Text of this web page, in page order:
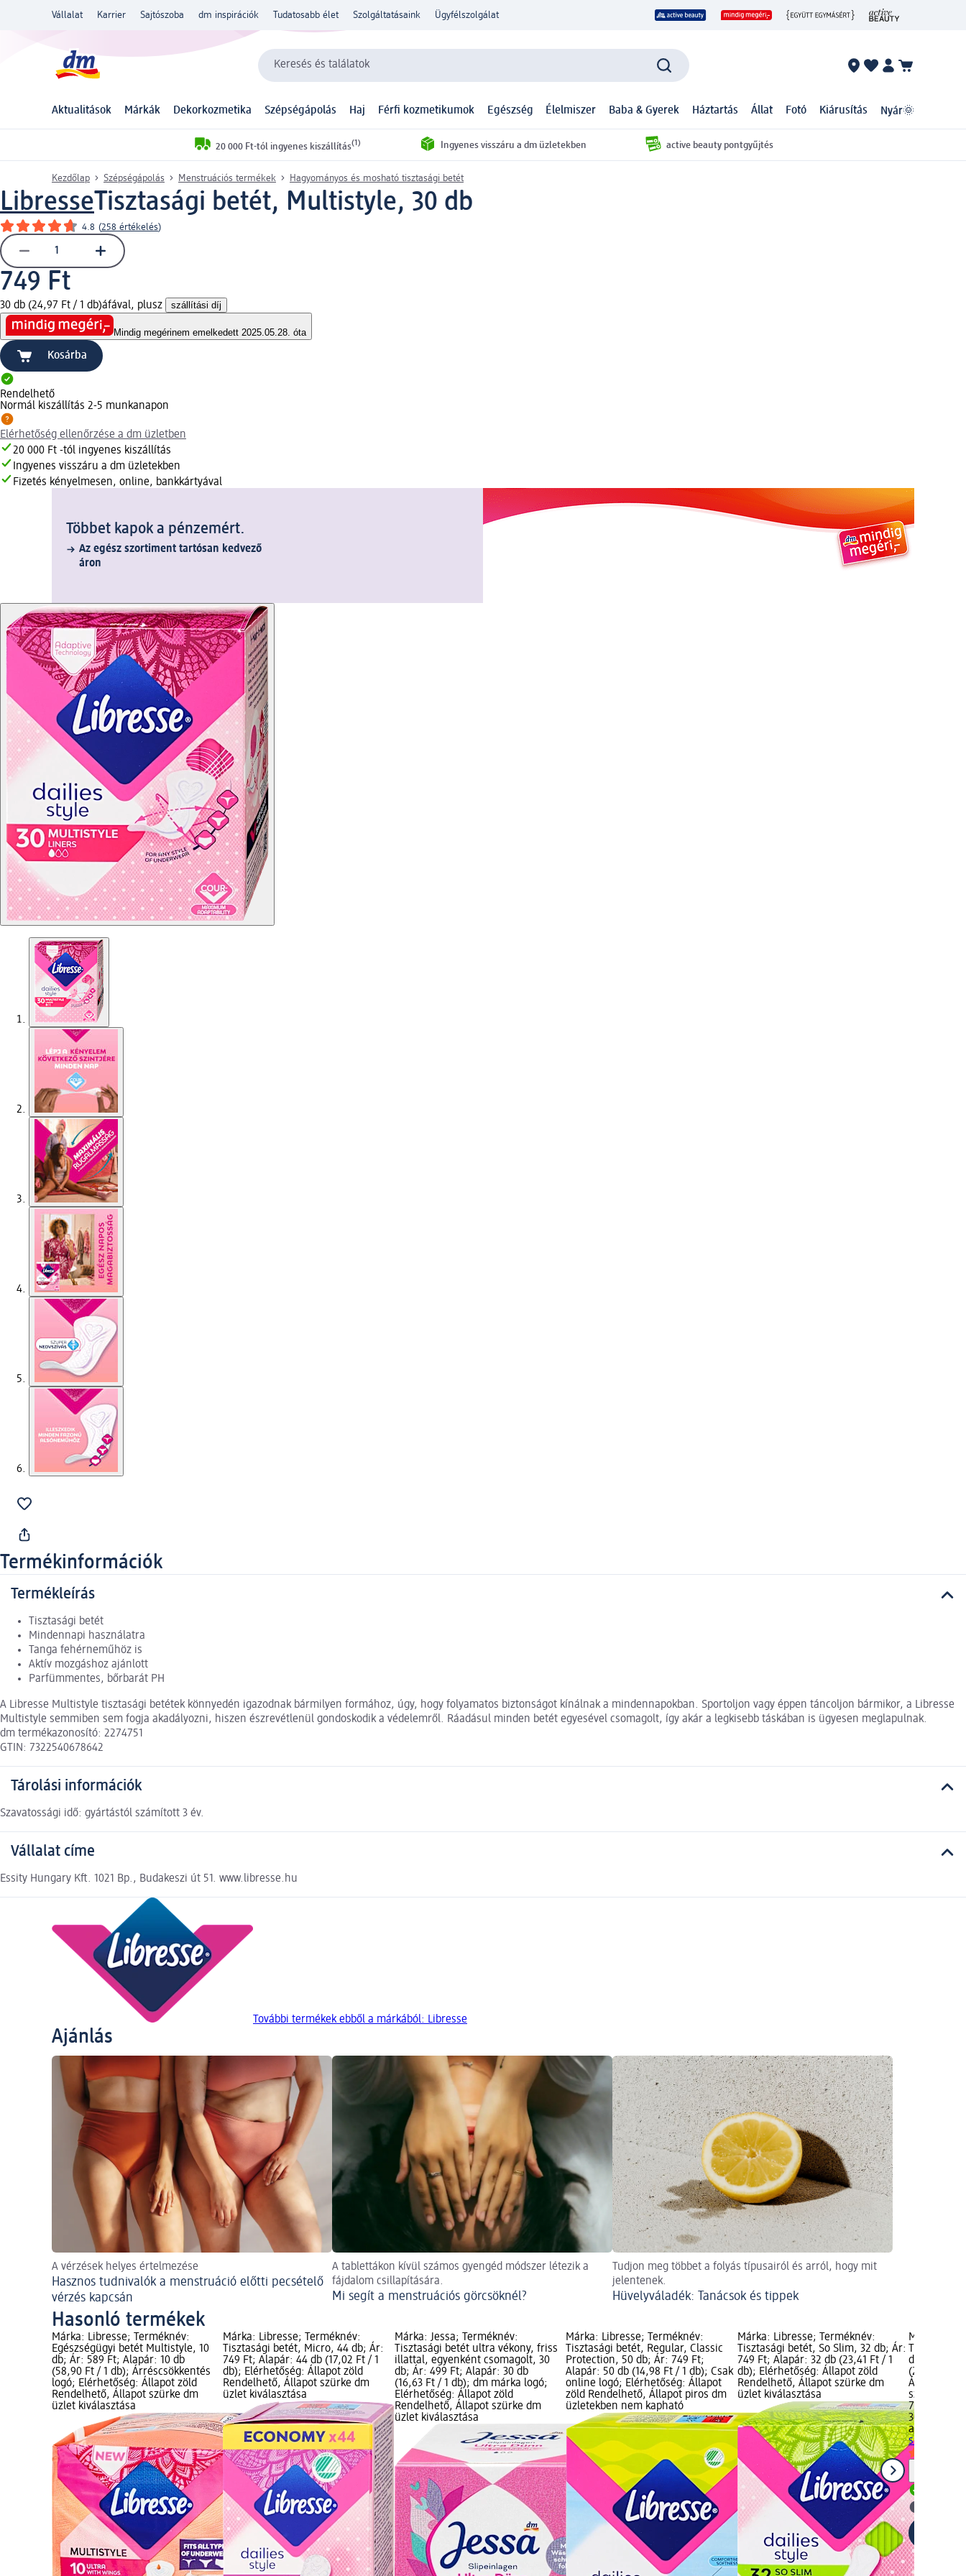
Vállalat Karrier Sajtószoba dm inspirációk Tudatosabb élet Szolgáltatásaink Ügyfélszolgálat
Keresés és találatok
Aktualitások Márkák Dekorkozmetika Szépségápolás Haj Férfi kozmetikumok Egészség Élelmiszer Baba & Gyerek Háztartás Állat Fotó Kiárusítás Nyár🌞
20 000 Ft-tól ingyenes kiszállítás(1) Ingyenes visszáru a dm üzletekben active beauty pontgyűjtés
Kezdőlap Szépségápolás Menstruációs termékek Hagyományos és mosható tisztasági betét
LibresseTisztasági betét, Multistyle, 30 db
4.8 (258 értékelés)
749 Ft
30 db (24,97 Ft / 1 db)áfával, plusz szállítási díj
Mindig megérinem emelkedett 2025.05.28. óta
Kosárba
Rendelhető
Normál kiszállítás 2-5 munkanapon
Elérhetőség ellenőrzése a dm üzletben
20 000 Ft -tól ingyenes kiszállítás
Ingyenes visszáru a dm üzletekben
Fizetés kényelmesen, online, bankkártyával
Többet kapok a pénzemért.
Az egész szortiment tartósan kedvező
áron
Termékinformációk
Termékleírás
Tisztasági betét
Mindennapi használatra
Tanga fehérneműhöz is
Aktív mozgáshoz ajánlott
Parfümmentes, bőrbarát PH
A Libresse Multistyle tisztasági betétek könnyedén igazodnak bármilyen formához, úgy, hogy folyamatos biztonságot kínálnak a mindennapokban. Sportoljon vagy éppen táncoljon bármikor, a Libresse
Multistyle semmiben sem fogja akadályozni, hiszen észrevétlenül gondoskodik a védelemről. Ráadásul minden betét egyesével csomagolt, így akár a legkisebb táskában is ügyesen meglapulnak.
dm termékazonosító: 2274751
GTIN: 7322540678642
Tárolási információk
Szavatossági idő: gyártástól számított 3 év.
Vállalat címe
Essity Hungary Kft. 1021 Bp., Budakeszi út 51. www.libresse.hu
További termékek ebből a márkából: Libresse
Ajánlás
A vérzések helyes értelmezése
Hasznos tudnivalók a menstruáció előtti pecsételő
vérzés kapcsán
A tablettákon kívül számos gyengéd módszer létezik a
fájdalom csillapítására.
Mi segít a menstruációs görcsöknél?
Tudjon meg többet a folyás típusairól és arról, hogy mit
jelentenek.
Hüvelyváladék: Tanácsok és tippek
Hasonló termékek
Márka: Libresse; Terméknév:
Egészségügyi betét Multistyle, 10
db; Ár: 589 Ft; Alapár: 10 db
(58,90 Ft / 1 db); Árréscsökkentés
logó; Elérhetőség: Állapot zöld
Rendelhető, Állapot szürke dm
üzlet kiválasztása
Márka: Libresse; Terméknév:
Tisztasági betét, Micro, 44 db; Ár:
749 Ft; Alapár: 44 db (17,02 Ft / 1
db); Elérhetőség: Állapot zöld
Rendelhető, Állapot szürke dm
üzlet kiválasztása
Márka: Jessa; Terméknév:
Tisztasági betét ultra vékony, friss
illattal, egyenként csomagolt, 30
db; Ár: 499 Ft; Alapár: 30 db
(16,63 Ft / 1 db); dm márka logó;
Elérhetőség: Állapot zöld
Rendelhető, Állapot szürke dm
üzlet kiválasztása
Márka: Libresse; Terméknév:
Tisztasági betét, Regular, Classic
Protection, 50 db; Ár: 749 Ft;
Alapár: 50 db (14,98 Ft / 1 db); Csak
online logó; Elérhetőség: Állapot
zöld Rendelhető, Állapot piros dm
üzletekben nem kapható
Márka: Libresse; Terméknév:
Tisztasági betét, So Slim, 32 db; Ár:
749 Ft; Alapár: 32 db (23,41 Ft / 1
db); Elérhetőség: Állapot zöld
Rendelhető, Állapot szürke dm
üzlet kiválasztása
Márka:
Tisztasági
db; Ár: 799
(26,63 Ft /
Állapot
szürke dm
799 Ft
30 db
always
single, 30